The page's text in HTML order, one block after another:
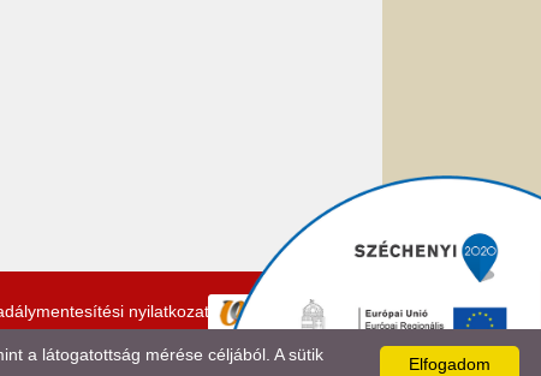
nyilatkozat
Elfogadom
a látogatottság mérése céljából. A sütik